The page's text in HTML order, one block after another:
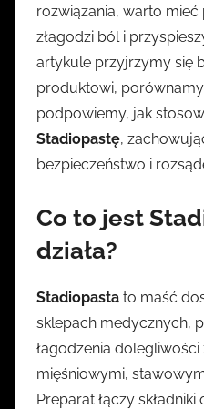
i
rozwiązania, warto
złagodzi ból i
artykule przyjrzymy się
produktowi,
podpowiemy, jak
Stadiopastę,
bezpieczeństwo i
Co to jest
działa?
Stadiopasta to maść
sklepach medycznych,
łagodzenia
mięśniowymi,
Preparat łączy składniki